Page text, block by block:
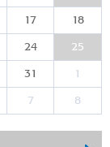
17 18
24 25
31 1
7 8